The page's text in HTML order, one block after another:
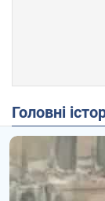
Головні